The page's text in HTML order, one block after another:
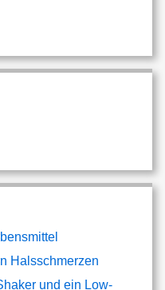
Halsschmerzen
und ein Low-